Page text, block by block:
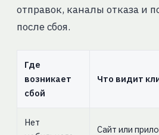
отправок, каналы отказа и
после сбоя.
Где
возникает
сбой
Что видит
Нет
Сайт или